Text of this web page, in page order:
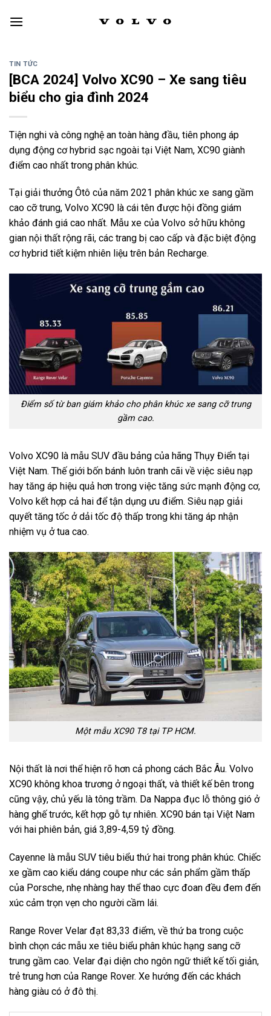
TIN TỨC
[BCA 2024] Volvo XC90 – Xe sang tiêu
biểu cho gia đình 2024
Tiện nghi và công nghệ an toàn hàng đầu, tiên phong áp
dụng động cơ hybrid sạc ngoài tại Việt Nam, XC90 giành
điểm cao nhất trong phân khúc.
Tại giải thưởng Ôtô của năm 2021 phân khúc xe sang gầm
cao cỡ trung, Volvo XC90 là cái tên được hội đồng giám
khảo đánh giá cao nhất. Mẫu xe của Volvo sở hữu không
gian nội thất rộng rãi, các trang bị cao cấp và đặc biệt động
cơ hybrid tiết kiệm nhiên liệu trên bản Recharge.
Điểm số từ ban giám khảo cho phân khúc xe sang cỡ trung
gầm cao.
Volvo XC90 là mẫu SUV đầu bảng của hãng Thụy Điển tại
Việt Nam. Thế giới bốn bánh luôn tranh cãi về việc siêu nạp
hay tăng áp hiệu quả hơn trong việc tăng sức mạnh động cơ,
Volvo kết hợp cả hai để tận dụng ưu điểm. Siêu nạp giải
quyết tăng tốc ở dải tốc độ thấp trong khi tăng áp nhận
nhiệm vụ ở tua cao.
Một mẫu XC90 T8 tại TP HCM.
Nội thất là nơi thể hiện rõ hơn cả phong cách Bắc Âu. Volvo
XC90 không khoa trương ở ngoại thất, và thiết kế bên trong
cũng vậy, chủ yếu là tông trầm. Da Nappa đục lỗ thông gió ở
hàng ghế trước, kết hợp gỗ tự nhiên. XC90 bán tại Việt Nam
với hai phiên bản, giá 3,89-4,59 tỷ đồng.
Cayenne là mẫu SUV tiêu biểu thứ hai trong phân khúc. Chiếc
xe gầm cao kiểu dáng coupe như các sản phẩm gầm thấp
của Porsche, nhẹ nhàng hay thể thao cực đoan đều đem đến
xúc cảm trọn vẹn cho người cầm lái.
Range Rover Velar đạt 83,33 điểm, về thứ ba trong cuộc
bình chọn các mẫu xe tiêu biểu phân khúc hạng sang cỡ
trung gầm cao. Velar đại diện cho ngôn ngữ thiết kế tối giản,
trẻ trung hơn của Range Rover. Xe hướng đến các khách
hàng giàu có ở đô thị.